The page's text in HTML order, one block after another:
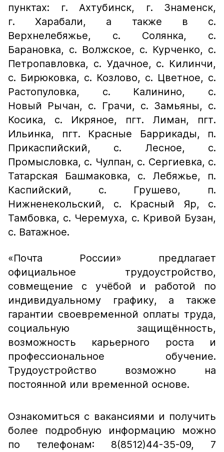
пунктах: г. Ахтубинск, г. Знаменск,
г. Харабали, а также в с.
Верхнелебяжье, с. Солянка, с.
Барановка, с. Волжское, с. Курченко, с.
Петропавловка, с. Удачное, с. Килинчи,
с. Бирюковка, с. Козлово, с. Цветное, с.
Растопуловка, с. Калинино, с.
Новый Рычан, с. Грачи, с. Замьяны, с.
Косика, с. Икряное, пгт. Лиман, пгт.
Ильинка, пгт. Красные Баррикады, п.
Прикаспийский, с. Лесное, с.
Промысловка, с. Чулпан, с. Сергиевка, с.
Татарская Башмаковка, с. Лебяжье, п.
Каспийский, с. Грушево, п.
Нижненекольский, с. Красный Яр, с.
Тамбовка, с. Черемуха, с. Кривой Бузан,
с. Ватажное.
«Почта России» предлагает
официальное трудоустройство,
совмещение с учёбой и работой по
индивидуальному графику, а также
гарантии своевременной оплаты труда,
социальную защищённость,
возможность карьерного роста и
профессиональное обучение.
Трудоустройство возможно на
постоянной или временной основе.
Ознакомиться с вакансиями и получить
более подробную информацию можно
по телефонам: 8(8512)44-35-09, 7